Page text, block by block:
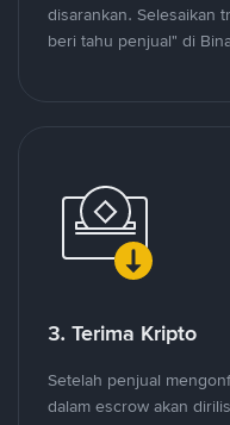
disarankan. Selesaikan
beri tahu penjual" di
3. Terima Kripto
Setelah penjual
dalam escrow akan